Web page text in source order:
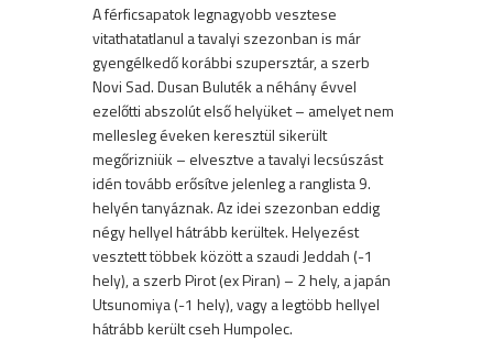
A férficsapatok legnagyobb vesztese
vitathatatlanul a tavalyi szezonban is már
gyengélkedő korábbi szupersztár, a szerb
Novi Sad. Dusan Buluték a néhány évvel
ezelőtti abszolút első helyüket – amelyet nem
mellesleg éveken keresztül sikerült
megőrizniük – elvesztve a tavalyi lecsúszást
idén tovább erősítve jelenleg a ranglista 9.
helyén tanyáznak. Az idei szezonban eddig
négy hellyel hátrább kerültek. Helyezést
vesztett többek között a szaudi Jeddah (-1
hely), a szerb Pirot (ex Piran) – 2 hely, a japán
Utsunomiya (-1 hely), vagy a legtöbb hellyel
hátrább került cseh Humpolec.